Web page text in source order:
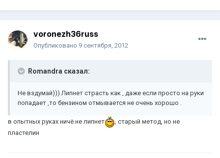
voronezh36russ
Опубликовано 9 сентября, 2012
Romandra сказал:
Не вздумай))) Липнет страсть как , даже если просто на руки
попадает ,то бензином отмывается не очень хорошо .
в опытных руках ничё не липнет
, старый метод, но не
пластелин